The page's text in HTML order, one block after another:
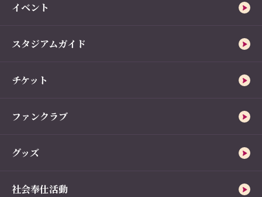
イベント
スタジアムガイド
チケット
ファンクラブ
グッズ
社会奉仕活動